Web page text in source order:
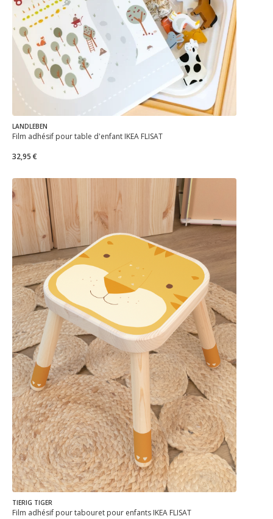
LANDLEBEN
Film adhésif pour table d'enfant IKEA FLISAT
32,95 €
TIERIG TIGER
Film adhésif pour tabouret pour enfants IKEA FLISAT